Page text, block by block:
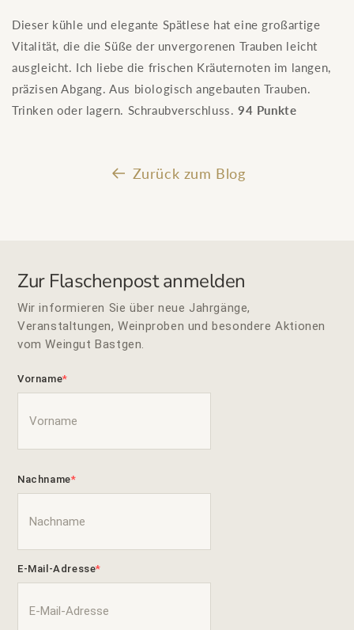
Dieser kühle und elegante Spätlese hat eine großartige
Vitalität, die die Süße der unvergorenen Trauben leicht
ausgleicht. Ich liebe die frischen Kräuternoten im langen,
präzisen Abgang. Aus biologisch angebauten Trauben.
Trinken oder lagern. Schraubverschluss. 94 Punkte
Zurück zum Blog
Zur Flaschenpost anmelden
Wir informieren Sie über neue Jahrgänge,
Veranstaltungen, Weinproben und besondere Aktionen
vom Weingut Bastgen.
Vorname
Nachname
E-Mail-Adresse